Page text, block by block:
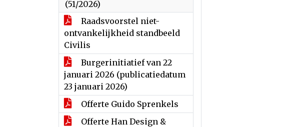
(51/2026)
Raadsvoorstel niet-
ontvankelijkheid standbeeld
Civilis
Burgerinitiatief van 22
januari 2026 (publicatiedatum
23 januari 2026)
Offerte Guido Sprenkels
Offerte Han Design &